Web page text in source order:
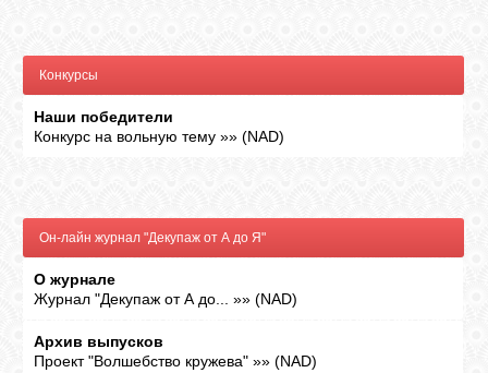
RSS
FACEBOOK
YOUTUBE
Конкурсы
Наши победители
Конкурс на вольную тему »» (NAD)
Он-лайн журнал "Декупаж от А до Я"
О журнале
Журнал "Декупаж от А до...
»» (NAD)
Архив выпусков
Проект "Волшебство кружева" »» (NAD)